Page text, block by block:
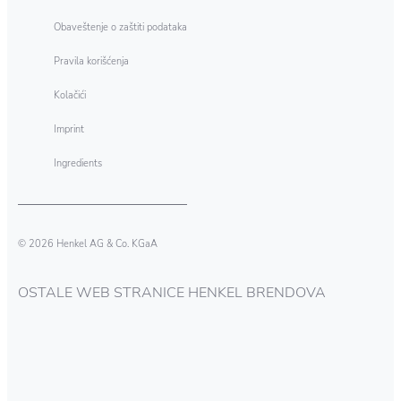
Obaveštenje o zaštiti podataka
Pravila korišćenja
Kolačići
Imprint
Ingredients
© 2026 Henkel AG & Co. KGaA
OSTALE WEB STRANICE HENKEL BRENDOVA